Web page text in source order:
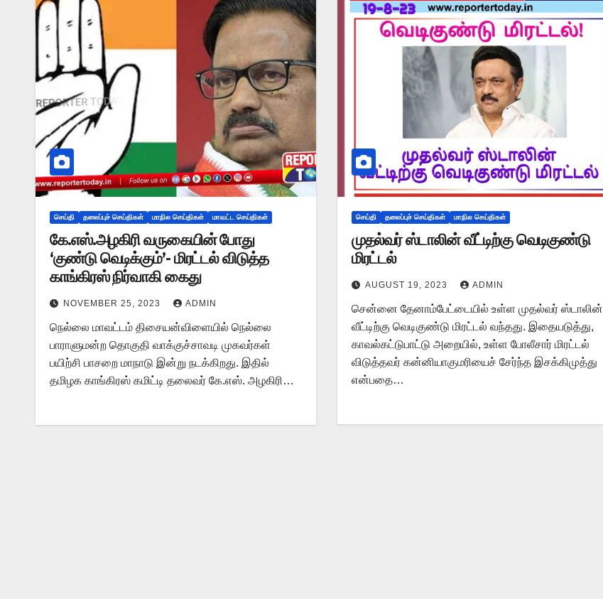
செய்தி தலைப்புச் செய்திகள் மாநில செய்திகள் மாவட்ட செய்திகள்
கே.எஸ்.அழகிரி வருகையின் போது
‘குண்டு வெடிக்கும்’- மிரட்டல் விடுத்த
காங்கிரஸ் நிர்வாகி கைது
NOVEMBER 25, 2023 ADMIN
நெல்லை மாவட்டம் திசையன்விளையில் நெல்லை
பாராளுமன்ற தொகுதி வாக்குச்சாவடி முகவர்கள்
பயிற்சி பாசறை மாநாடு இன்று நடக்கிறது. இதில்
தமிழக காங்கிரஸ் கமிட்டி தலைவர் கே.எஸ். அழகிரி…
செய்தி தலைப்புச் செய்திகள் மாநில செய்திகள்
முதல்வர் ஸ்டாலின் வீட்டிற்கு வெடிகுண்டு
மிரட்டல்
AUGUST 19, 2023 ADMIN
சென்னை தேனாம்பேட்டையில் உள்ள முதல்வர் ஸ்டாலின்
வீட்டிற்கு வெடிகுண்டு மிரட்டல் வந்தது. இதையடுத்து,
காவல்கட்டுபாட்டு அறையில், உள்ள போலீசார் மிரட்டல்
விடுத்தவர் கன்னியாகுமரியைச் சேர்ந்த இசக்கிமுத்து
என்பதை…